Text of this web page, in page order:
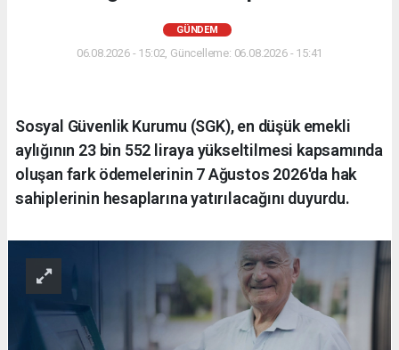
GÜNDEM
06.08.2026 - 15:02, Güncelleme: 06.08.2026 - 15:41
Sosyal Güvenlik Kurumu (SGK), en düşük emekli
aylığının 23 bin 552 liraya yükseltilmesi kapsamında
oluşan fark ödemelerinin 7 Ağustos 2026'da hak
sahiplerinin hesaplarına yatırılacağını duyurdu.